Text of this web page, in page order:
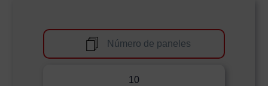
Número de paneles
10